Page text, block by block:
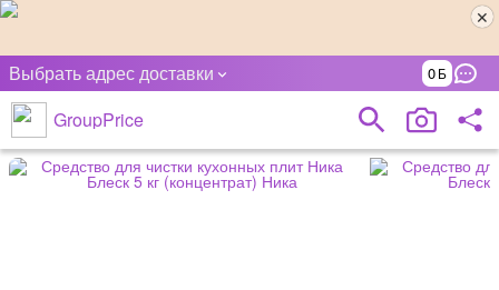
Выбрать адрес доставки 0
GroupPrice